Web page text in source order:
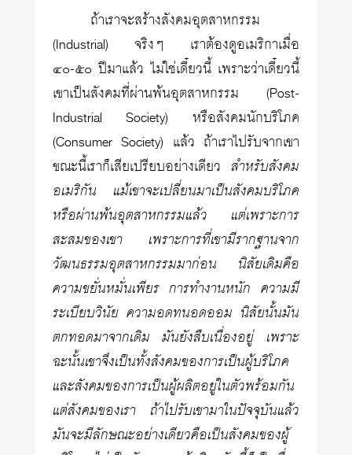
ถ้าเราจะสร้างสังคมอุตสาหกรรม
(Industrial) จริงๆ เราต้องดูอเมริกาเมื่อ
๔๐-๕๐ ปีมาแล้ว ไม่ใช่เดี๋ยวนี้ เพราะว่าเดี๋ยวนี้
เขาเป็นสังคมที่ผ่านพ้นอุตสาหกรรม (Post-
Industrial Society) หรือสังคมนักบริโภค
(Consumer Society) แล้ว ถ้าเราไปรับจากเขา
ขณะนี้เราก็เสียเปรียบอย่างเดียว สำหรับสังคม
อเมริกัน แม้เขาจะเปลี่ยนมาเป็นสังคมบริโภค
หรือผ่านพ้นอุตสาหกรรมแล้ว แต่เพราะการ
สะสมของเขา เพราะการที่เขามีรากฐานจาก
วัฒนธรรมอุตสาหกรรมมาก่อน นิสัยเดิมคือ
ความขยั่นหมั่นเพียร การทำงานหนัก ความมี
ระเบียบวินัย ความอดทนอดออม นิสัยนั้นมัน
ตกทอดมาจากเดิม มันยังสืบเนื่องอยู่ เพราะ
ฉะนั้นเขาจึงเป็นทั้งสังคมของการเป็นผู้บริโภค
และสังคมของการเป็นผู้ผลิตอยู่ในตัวพร้อมกัน
แต่สังคมของเรา ถ้าไปรับเขามาในปัจจุบันแล้ว
มันจะมีลักษณะอย่างเดียวคือเป็นสังคมของผู้